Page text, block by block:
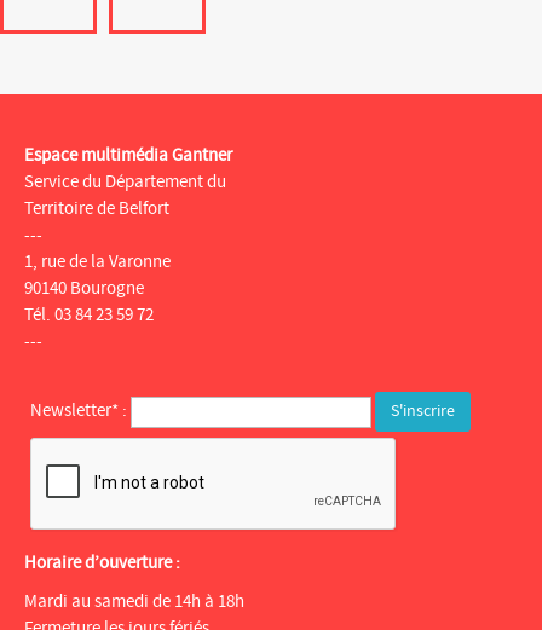
Espace multimédia Gantner
Service du Département du
Territoire de Belfort
---
1, rue de la Varonne
90140 Bourogne
Tél. 03 84 23 59 72
---
Newsletter* :
Horaire d’ouverture :
Mardi au samedi de 14h à 18h